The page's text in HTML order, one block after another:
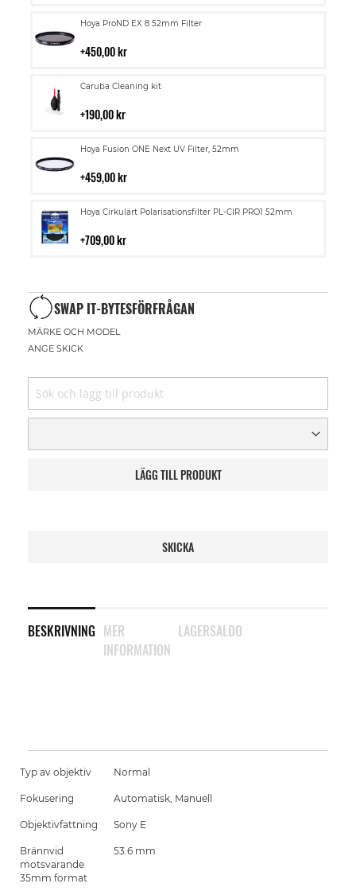
Hoya ProND EX 8 52mm Filter
450,00 kr
Lägg
i
Caruba Cleaning kit
190,00 kr
Lägg
i
Hoya Fusion ONE Next UV Filter, 52mm
459,00 kr
Lägg
i
Hoya Cirkulärt Polarisationsfilter PL-CIR PRO1 52mm
709,00 kr
Lägg
i
SWAP IT-BYTESFÖRFRÅGAN
MÄRKE OCH MODEL
ANGE SKICK
LÄGG TILL PRODUKT
SKICKA
BESKRIVNING MER
INFORMATION
LAGERSALDO
Typ av objektiv Normal
Fokusering Automatisk, Manuell
Objektivfattning Sony E
Brännvid
motsvarande
35mm format
53.6 mm